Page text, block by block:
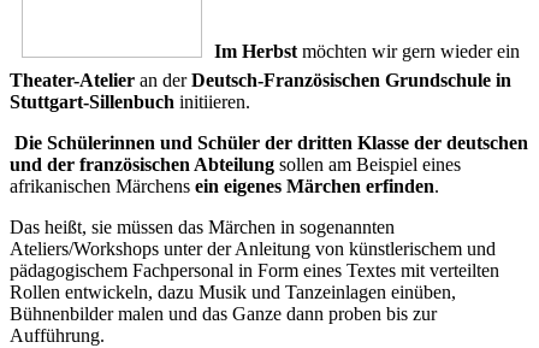
Im Herbst möchten wir gern wieder ein
Theater-Atelier an derDeutsch-Französischen Grundschule in
Stuttgart-Sillenbuch initiieren.
Die Schülerinnen und Schüler der dritten Klasse der deutschen
und der französischen Abteilung sollen am Beispiel eines
afrikanischen Märchens ein eigenes Märchen erfinden.
Das heißt, sie müssen das Märchen in sogenannten
Ateliers/Workshops unter der Anleitung von künstlerischem und
pädagogischem Fachpersonal in Form eines Textes mit verteilten
Rollen entwickeln, dazu Musik und Tanzeinlagen einüben,
Bühnenbilder malen und das Ganze dann proben bis zur
Aufführung.